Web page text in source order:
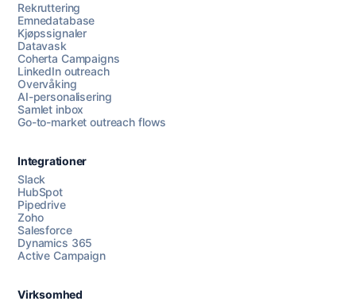
Chat med oss
Rekruttering
Emnedatabase
Kjøpssignaler
Datavask
Coherta Campaigns
LinkedIn outreach
Overvåking
AI-personalisering
Samlet inbox
Go-to-market outreach flows
Integrationer
Slack
HubSpot
Pipedrive
Zoho
Salesforce
Dynamics 365
Active Campaign
Virksomhed